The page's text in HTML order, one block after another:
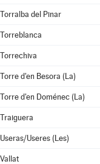
Torralba del Pinar
Torreblanca
Torrechiva
Torre d'en Besora (La)
Torre d'en Doménec (La)
Traiguera
Useras/Useres (Les)
Vallat